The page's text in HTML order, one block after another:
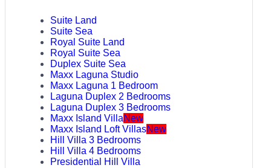
Suite Land
Suite Sea
Royal Suite Land
Royal Suite Sea
Duplex Suite Sea
Maxx Laguna Studio
Maxx Laguna 1 Bedroom
Laguna Duplex 2 Bedrooms
Laguna Duplex 3 Bedrooms
Maxx Island VillaNew
Maxx Island Loft VillasNew
Hill Villa 3 Bedrooms
Hill Villa 4 Bedrooms
Presidential Hill Villa